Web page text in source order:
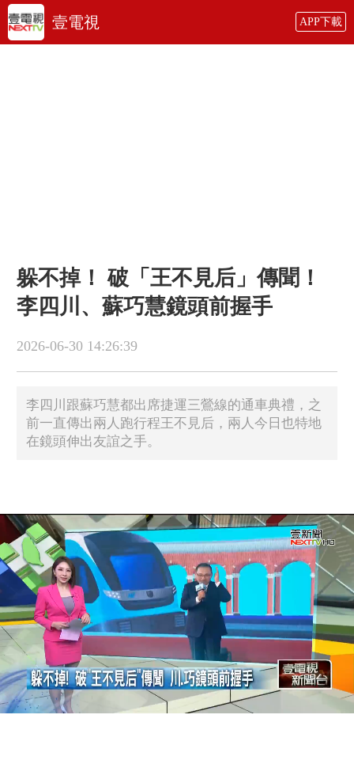
壹電視 APP下載
躲不掉！ 破「王不見后」傳聞！
李四川、蘇巧慧鏡頭前握手
2026-06-30 14:26:39
李四川跟蘇巧慧都出席捷運三鶯線的通車典禮，之
前一直傳出兩人跑行程王不見后，兩人今日也特地
在鏡頭伸出友誼之手。